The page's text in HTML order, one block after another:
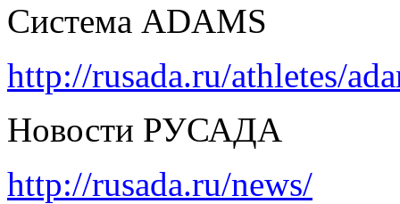
Система ADAMS
http://rusada.ru/athletes/
Новости РУСАДА
http://rusada.ru/news/